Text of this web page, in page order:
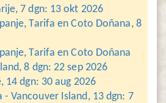
7 dgn: 13 okt 2026
Tarifa en Coto Doñana, 8
Tarifa en Coto Doñana
8 dgn: 22 sep 2026
14 dgn: 30 aug 2026
- Vancouver Island, 13 dgn: 7